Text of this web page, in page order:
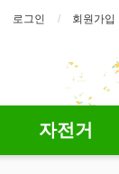
로그인 회원가입
자전거